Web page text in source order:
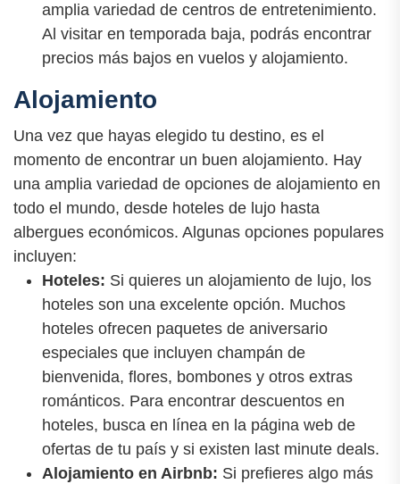
amplia variedad de centros de entretenimiento.
Al visitar en temporada baja, podrás encontrar
precios más bajos en vuelos y alojamiento.
Alojamiento
Una vez que hayas elegido tu destino, es el
momento de encontrar un buen alojamiento. Hay
una amplia variedad de opciones de alojamiento en
todo el mundo, desde hoteles de lujo hasta
albergues económicos. Algunas opciones populares
incluyen:
Hoteles: Si quieres un alojamiento de lujo, los
hoteles son una excelente opción. Muchos
hoteles ofrecen paquetes de aniversario
especiales que incluyen champán de
bienvenida, flores, bombones y otros extras
románticos. Para encontrar descuentos en
hoteles, busca en línea en la página web de
ofertas de tu país y si existen last minute deals.
Alojamiento en Airbnb: Si prefieres algo más